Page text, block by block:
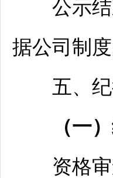
公示结
据公司制
五、纪
（一
资格审